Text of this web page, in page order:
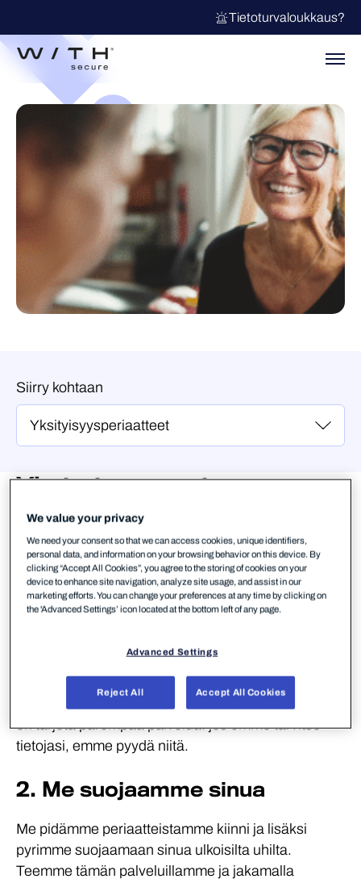
Tietoturvaloukkaus?
Siirry kohtaan
Yksityisyys­periaatteet
1. Kunnioitamme oikeuttasi
yksityisyyteen
Yksityisyytesi kunnioittaminen on ensi­arvoista
digitaalisen sisältösi hallinta kuuluu sinulle ja
Kun pyydämme tietoja sinulta, tarkoituksenamme
on tarjota parempaa palvelua: jos emme tarvitse
tietojasi, emme pyydä niitä.
2. Me suojaamme sinua
Me pidämme periaatteistamme kiinni ja lisäksi
pyrimme suojaamaan sinua ulkoisilta uhilta.
Teemme tämän palveluillamme ja jakamalla
We value your privacy
We need your consent so that we can access cookies, unique identifiers,
personal data, and information on your browsing behavior on this device. By
clicking “Accept All Cookies”, you agree to the storing of cookies on your
device to enhance site navigation, analyze site usage, and assist in our
marketing efforts. You can change your preferences at any time by clicking on
the 'Advanced Settings’ icon located at the bottom left of any page.
Advanced Settings
Reject All Accept All Cookies